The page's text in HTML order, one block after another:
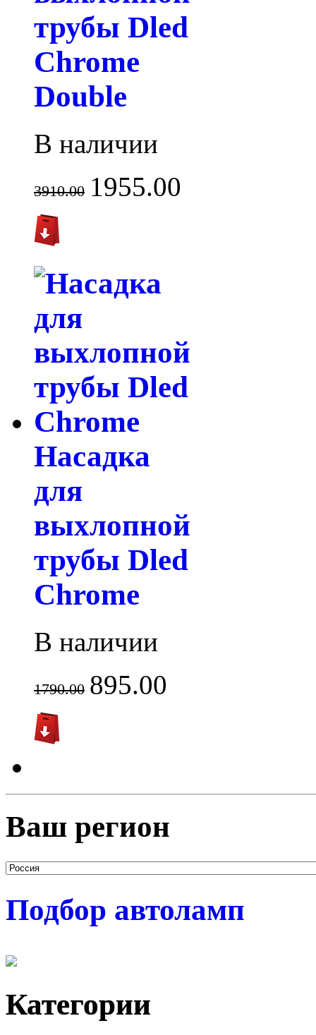
трубы Dled
Chrome
Double
В наличии
3910.00 1955.00
Насадка
для
выхлопной
трубы Dled
Chrome
В наличии
1790.00 895.00
Ваш регион
Подбор автоламп
Категории